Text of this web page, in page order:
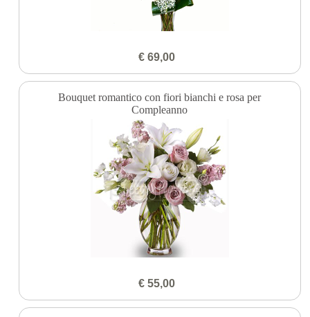
€ 69,00
Bouquet romantico con fiori bianchi e rosa per
Compleanno
€ 55,00